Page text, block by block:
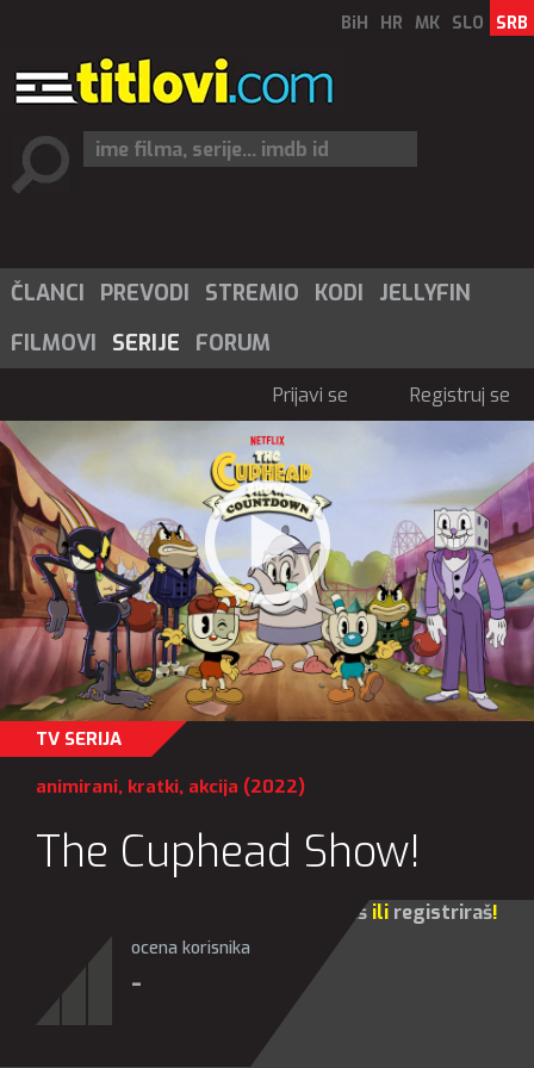
BiH HR MK SLO SRB
ČLANCI PREVODI STREMIO KODI
JELLYFIN
FILMOVI
SERIJE FORUM
Prijavi se Registruj se
TV SERIJA
animirani, kratki, akcija (2022)
The Cuphead Show!
prijaviš ili registriraš!
ocena korisnika
-